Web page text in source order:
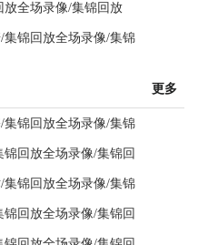
放全场录像/集锦回放
集锦回放全场录像/集锦
更多
集锦回放全场录像/集锦
回放全场录像/集锦回
集锦回放全场录像/集锦
回放全场录像/集锦回